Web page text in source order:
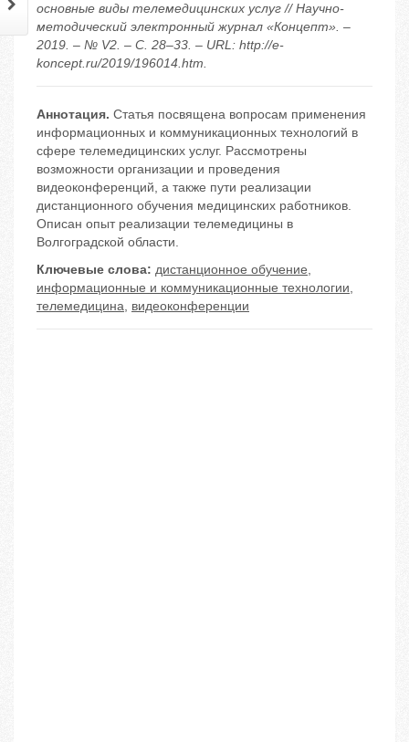
основные виды телемедицинских услуг // Научно-
методический электронный журнал «Концепт». –
2019. – № V2. – С. 28–33. – URL: http://e-
koncept.ru/2019/196014.htm.
Аннотация. Статья посвящена вопросам применения
информационных и коммуникационных технологий в
сфере телемедицинских услуг. Рассмотрены
возможности организации и проведения
видеоконференций, а также пути реализации
дистанционного обучения медицинских работников.
Описан опыт реализации телемедицины в
Волгоградской области.
Ключевые слова: дистанционное обучение,
информационные и коммуникационные технологии,
телемедицина, видеоконференции